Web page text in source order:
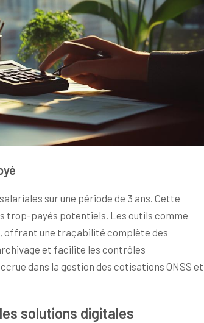
sur une période de 3 ans. Cette
trop-payés potentiels. Les outils comme
offrant une traçabilité complète des
et facilite les contrôles
dans la gestion des cotisations ONSS et
solutions digitales